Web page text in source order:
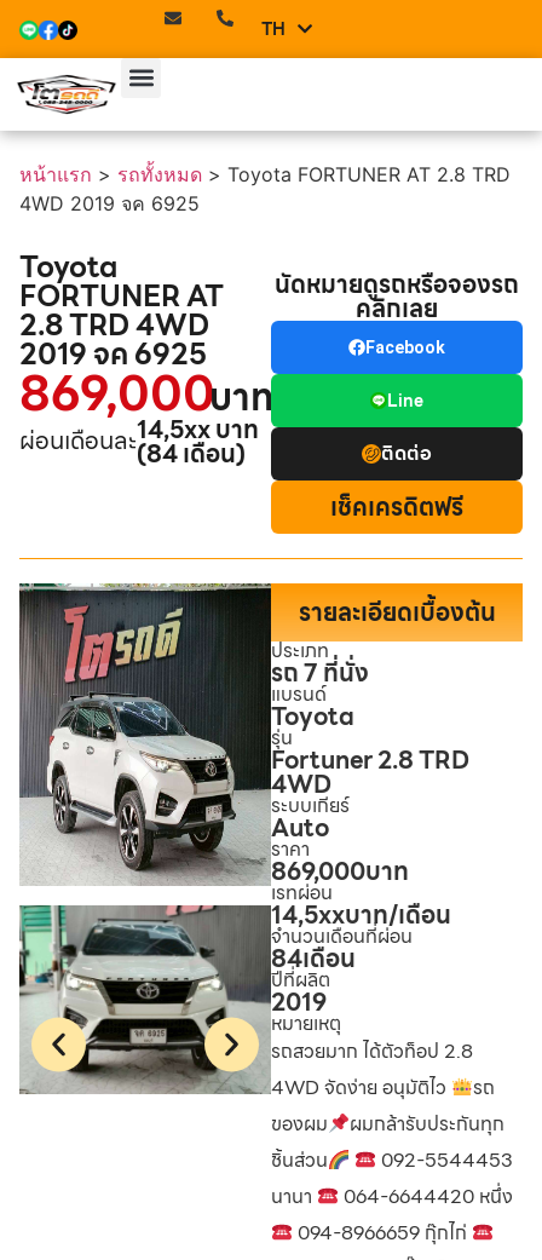
TH
EN
หน้าแรก > รถทั้งหมด > Toyota FORTUNER AT 2.8 TRD
4WD 2019 จค 6925
Toyota
FORTUNER AT
2.8 TRD 4WD
2019 จค 6925
869,000บาท
ผ่อนเดือนละ14,5xx บาท
(84 เดือน)
นัดหมายดูรถหรือจองรถ
คลิกเลย
Facebook
Line
ติดต่อ
เช็คเครดิตฟรี
รายละเอียดเบื้องต้น
ประเภท
รถ 7 ที่นั่ง
แบรนด์
Toyota
รุ่น
Fortuner 2.8 TRD
4WD
ระบบเกียร์
Auto
ราคา
869,000บาท
เรทผ่อน
14,5xxบาท/เดือน
จำนวนเดือนที่ผ่อน
84เดือน
ปีที่ผลิต
2019
หมายเหตุ
รถสวยมาก ได้ตัวท็อป 2.8
4WD จัดง่าย อนุมัติไว
รถ
ของผม
ผมกล้ารับประกันทุก
ชิ้นส่วน
092-5544453
นานา
064-6644420 หนึ่ง
094-8966659 กุ๊กไก่